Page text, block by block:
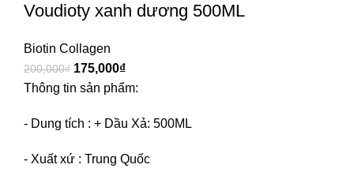
Voudioty xanh dương 500ML
Biotin Collagen
200,000₫ 175,000₫
Thông tin sản phẩm:
- Dung tích : + Dầu Xả: 500ML
- Xuất xứ : Trung Quốc